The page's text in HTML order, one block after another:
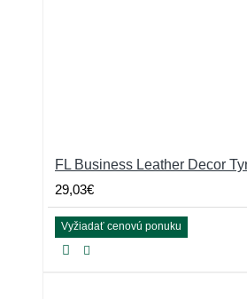
FL Business Leather Decor
29,03€
Vyžiadať cenovú ponuku